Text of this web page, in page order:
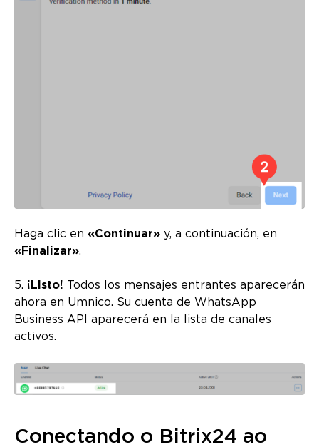
Haga clic en «Continuar» y, a continuación, en
«Finalizar».
5. ¡Listo! Todos los mensajes entrantes aparecerán
ahora en Umnico. Su cuenta de WhatsApp
Business API aparecerá en la lista de canales
activos.
Conectando o Bitrix24 ao